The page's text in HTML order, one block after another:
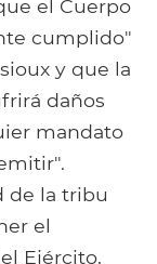
el Cuerpo
cumplido"
y que la
daños
mandato
de la tribu
el
Ejército,